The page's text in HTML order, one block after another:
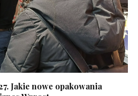
Jakie nowe opakowania